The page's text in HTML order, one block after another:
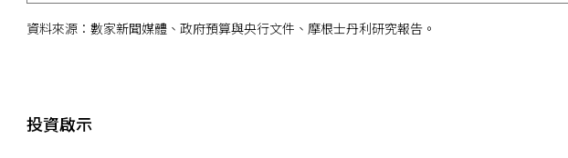
資料來源：數家新聞媒體、政府預算與央行文件、摩根士丹利研究報告。
投資啟示